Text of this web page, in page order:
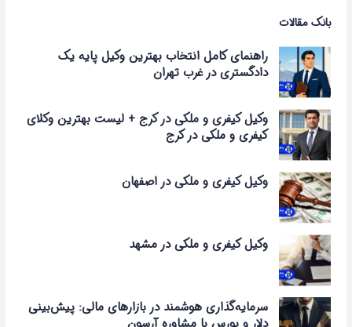
بانک مقالات
راهنمای کامل انتخاب بهترین وکیل پایه یک
دادگستری در غرب تهران
وکیل کیفری و ملکی در کرج + لیست بهترین وکلای
کیفری و ملکی در کرج
وکیل کیفری و ملکی در اصفهان
وکیل کیفری و ملکی در مشهد
سرمایه‌گذاری هوشمند در بازارهای مالی: پیش‌بینی